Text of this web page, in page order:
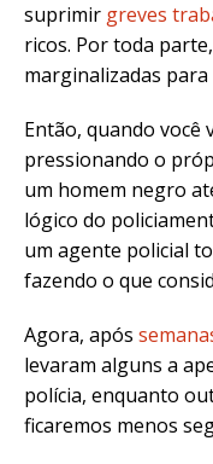
suprimir greves
ricos. Por toda
marginalizadas
Então, quando você
pressionando o
um homem negro
lógico do
um agente policial
fazendo o que
Agora, após
levaram alguns a
polícia, enquanto
ficaremos menos